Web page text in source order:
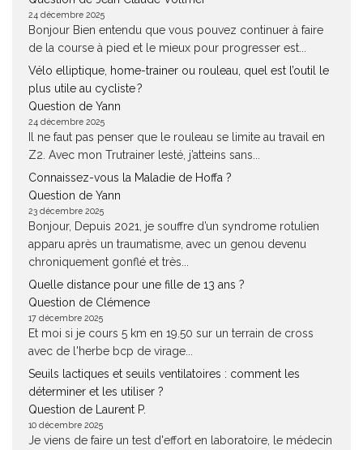
24 décembre 2025
Bonjour Bien entendu que vous pouvez continuer à faire
de la course à pied et le mieux pour progresser est...
Vélo elliptique, home-trainer ou rouleau, quel est l’outil le
plus utile au cycliste ?
Question de Yann
24 décembre 2025
Il ne faut pas penser que le rouleau se limite au travail en
Z2. Avec mon Trutrainer lesté, j’atteins sans...
Connaissez-vous la Maladie de Hoffa ?
Question de Yann
23 décembre 2025
Bonjour, Depuis 2021, je souffre d’un syndrome rotulien
apparu après un traumatisme, avec un genou devenu
chroniquement gonflé et très...
Quelle distance pour une fille de 13 ans ?
Question de Clémence
17 décembre 2025
Et moi si je cours 5 km en 19.50 sur un terrain de cross
avec de l'herbe bcp de virage...
Seuils lactiques et seuils ventilatoires : comment les
déterminer et les utiliser ?
Question de Laurent P.
10 décembre 2025
Je viens de faire un test d'effort en laboratoire, le médecin